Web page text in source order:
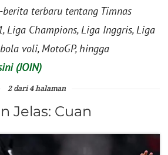
terbaru tentang Timnas
Liga Champions, Liga Inggris, Liga
voli, MotoGP, hingga
(JOIN)
2 dari 4 halaman
Jelas: Cuan